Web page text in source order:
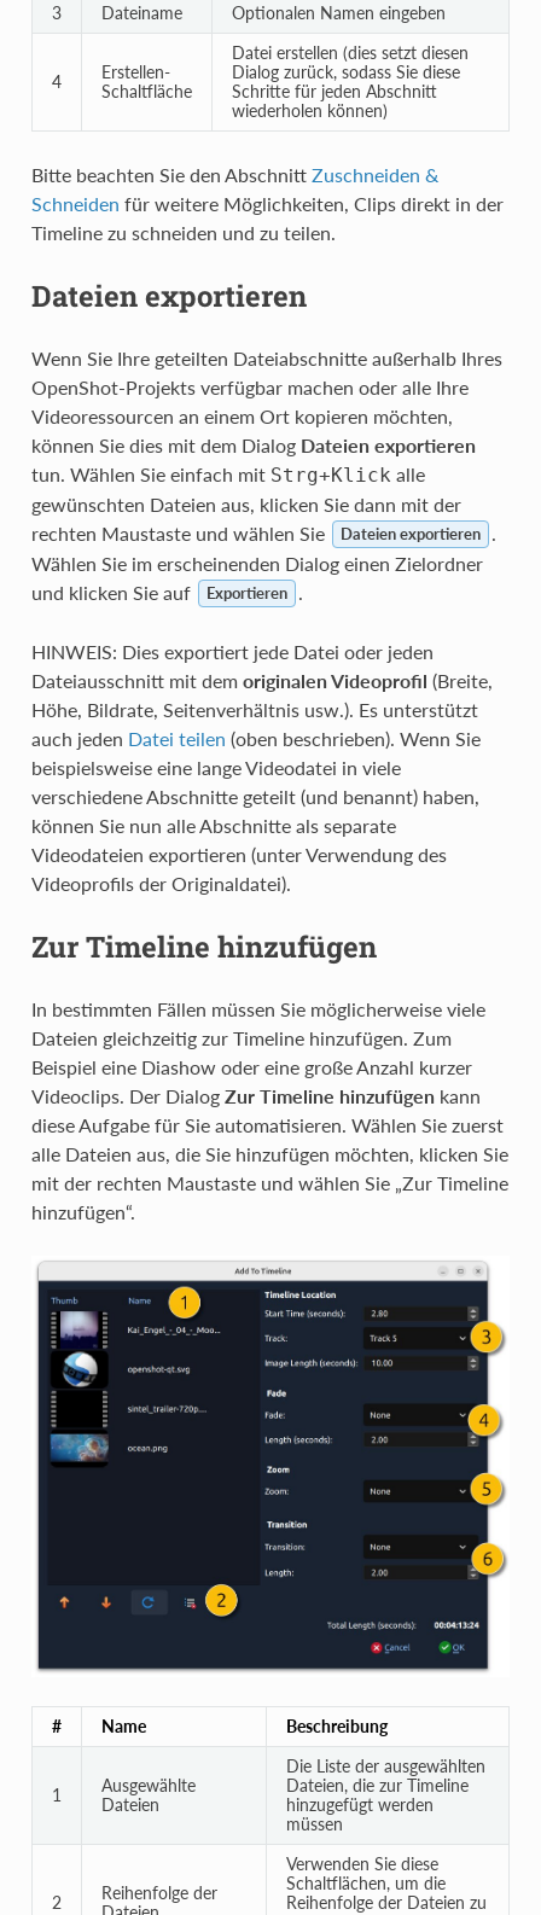
3
Dateiname Optionalen Namen eingeben
4
Erstellen-
Schaltfläche
Datei erstellen (dies setzt diesen
Dialog zurück, sodass Sie diese
Schritte für jeden Abschnitt
wiederholen können)
Bitte beachten Sie den Abschnitt Zuschneiden &
Schneiden für weitere Möglichkeiten, Clips direkt in der
Timeline zu schneiden und zu teilen.
Dateien exportieren
Wenn Sie Ihre geteilten Dateiabschnitte außerhalb Ihres
OpenShot-Projekts verfügbar machen oder alle Ihre
Videoressourcen an einem Ort kopieren möchten,
können Sie dies mit dem Dialog Dateien exportieren
tun. Wählen Sie einfach mit Strg+Klick alle
gewünschten Dateien aus, klicken Sie dann mit der
rechten Maustaste und wählen Sie
Dateien exportieren
Wählen Sie im erscheinenden Dialog einen Zielordner
und klicken Sie auf
Exportieren
HINWEIS: Dies exportiert jede Datei oder jeden
Dateiausschnitt mit dem originalen Videoprofil (Breite,
Höhe, Bildrate, Seitenverhältnis usw.). Es unterstützt
auch jeden Datei teilen (oben beschrieben). Wenn Sie
beispielsweise eine lange Videodatei in viele
verschiedene Abschnitte geteilt (und benannt) haben,
können Sie nun alle Abschnitte als separate
Videodateien exportieren (unter Verwendung des
Videoprofils der Originaldatei).
Zur Timeline hinzufügen
In bestimmten Fällen müssen Sie möglicherweise viele
Dateien gleichzeitig zur Timeline hinzufügen. Zum
Beispiel eine Diashow oder eine große Anzahl kurzer
Videoclips. Der Dialog Zur Timeline hinzufügenkann
diese Aufgabe für Sie automatisieren. Wählen Sie zuerst
alle Dateien aus, die Sie hinzufügen möchten, klicken Sie
mit der rechten Maustaste und wählen Sie „Zur Timeline
hinzufügen“.
# Name Beschreibung
1
Ausgewählte
Dateien
Die Liste der ausgewählten
Dateien, die zur Timeline
hinzugefügt werden
müssen
2
Reihenfolge der
Verwenden Sie diese
Schaltflächen, um die
Reihenfolge der Dateien zu